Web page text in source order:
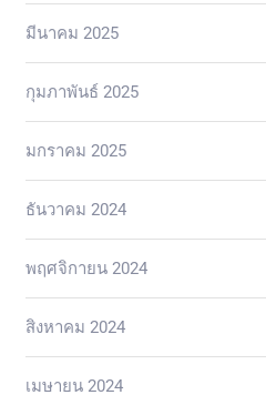
มีนาคม 2025
กุมภาพันธ์ 2025
มกราคม 2025
ธันวาคม 2024
พฤศจิกายน 2024
สิงหาคม 2024
เมษายน 2024